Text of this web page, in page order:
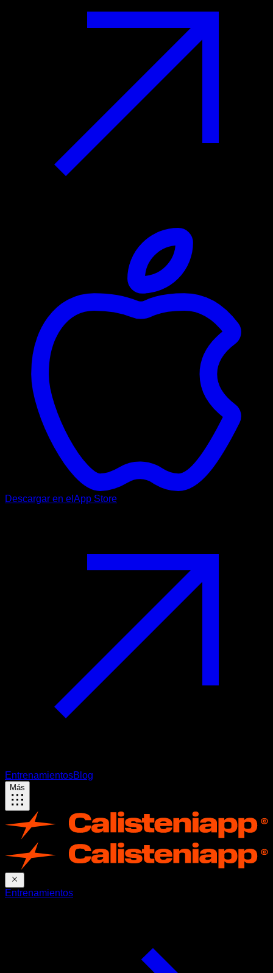
Descargar en el App Store
EntrenamientosBlog
Más
Entrenamientos